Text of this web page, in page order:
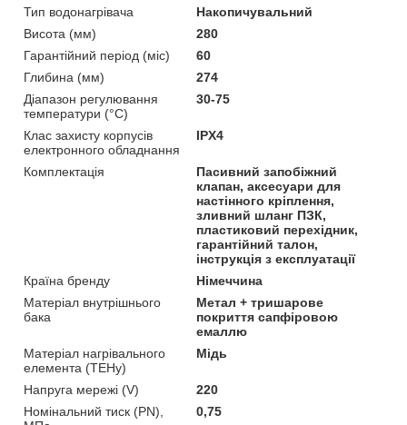
Тип водонагрівача
Накопичувальний
Висота (мм)
280
Гарантійний період (міс)
60
Глибина (мм)
274
Діапазон регулювання
температури (°C)
30-75
Клас захисту корпусів
електронного обладнання
IPX4
Комплектація
Пасивний запобіжний
клапан, аксесуари для
настінного кріплення,
зливний шланг ПЗК,
пластиковий перехідник,
гарантійний талон,
інструкція з експлуатації
Країна бренду
Німеччина
Матеріал внутрішнього
бака
Метал + тришарове
покриття сапфіровою
емаллю
Матеріал нагрівального
елемента (ТЕНу)
Мідь
Напруга мережі (V)
220
Номінальний тиск (PN),
0,75